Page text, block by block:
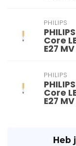
PHILIPS
Core
E27
PHILIPS
Core
E27
Heb